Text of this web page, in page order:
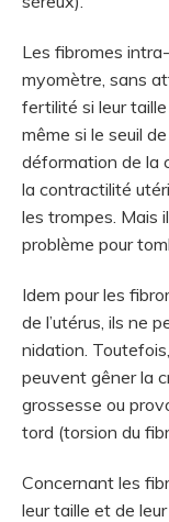
Les fibromes
myomètre, sans
fertilité si leur
même si le seuil
déformation de la
la contractilité
les trompes. Mais
problème pour
Idem pour les
de l’utérus, ils ne
nidation.
peuvent gêner la
grossesse ou
tord (torsion du
Concernant les
leur taille et de